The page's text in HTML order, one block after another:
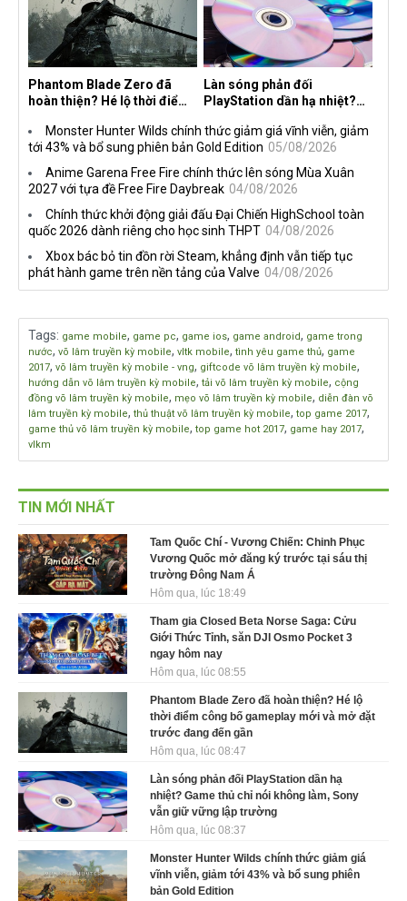
Phantom Blade Zero đã
hoàn thiện? Hé lộ thời điểm
mở đặt trước đang đến gần
Làn sóng phản đối
PlayStation dần hạ nhiệt?
làm, Sony vẫn giữ vững lập
trường
Monster Hunter Wilds chính thức giảm giá vĩnh viễn, giảm
tới 43% và bổ sung phiên bản Gold Edition 05/08/2026
Anime Garena Free Fire chính thức lên sóng Mùa Xuân
2027 với tựa đề Free Fire Daybreak 04/08/2026
Chính thức khởi động giải đấu Đại Chiến HighSchool toàn
quốc 2026 dành riêng cho học sinh THPT 04/08/2026
Xbox bác bỏ tin đồn rời Steam, khẳng định vẫn tiếp tục
phát hành game trên nền tảng của Valve 04/08/2026
Tags: game mobile, game pc, game ios, game android, game trong
nước, võ lâm truyền kỳ mobile, vltk mobile, tình yêu game thủ, game
2017, võ lâm truyền kỳ mobile - vng, giftcode võ lâm truyền kỳ mobile,
hướng dẫn võ lâm truyền kỳ mobile, tải võ lâm truyền kỳ mobile, cộng
đồng võ lâm truyền kỳ mobile, mẹo võ lâm truyền kỳ mobile, diễn đàn võ
lâm truyền kỳ mobile, thủ thuật võ lâm truyền kỳ mobile, top game 2017,
game thủ võ lâm truyền kỳ mobile, top game hot 2017, game hay 2017,
vlkm
TIN MỚI NHẤT
Tam Quốc Chí - Vương Chiến: Chinh Phục
Vương Quốc mở đăng ký trước tại sáu thị
trường Đông Nam Á
Hôm qua, lúc 18:49
Tham gia Closed Beta Norse Saga: Cửu
Giới Thức Tỉnh, săn DJI Osmo Pocket 3
ngay hôm nay
Hôm qua, lúc 08:55
Phantom Blade Zero đã hoàn thiện? Hé lộ
thời điểm công bố gameplay mới và mở đặt
trước đang đến gần
Hôm qua, lúc 08:47
Làn sóng phản đối PlayStation dần hạ
nhiệt? Game thủ chỉ nói không làm, Sony
vẫn giữ vững lập trường
Hôm qua, lúc 08:37
Monster Hunter Wilds chính thức giảm giá
vĩnh viễn, giảm tới 43% và bổ sung phiên
bản Gold Edition